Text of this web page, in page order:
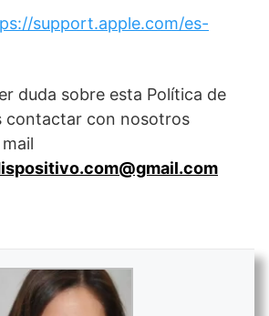
support.apple.com/es-
duda sobre esta Política de
contactar con nosotros